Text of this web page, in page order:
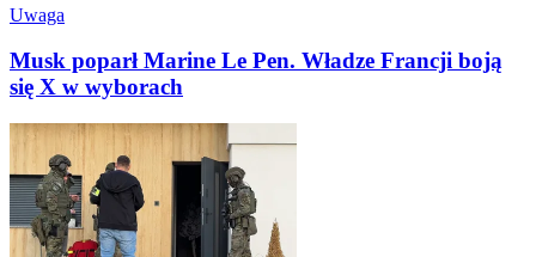
Uwaga
Musk poparł Marine Le Pen. Władze Francji boją
się X w wyborach